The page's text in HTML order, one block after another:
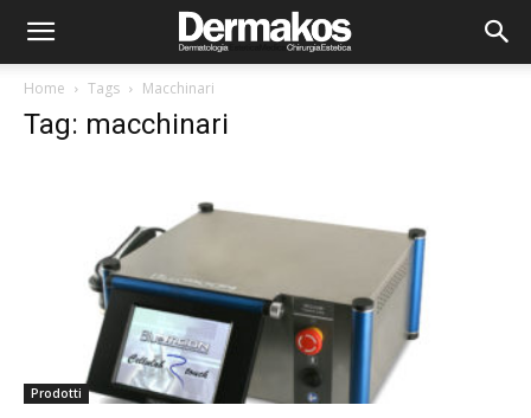
Home Tags Macchinari
Tag: macchinari
Prodotti